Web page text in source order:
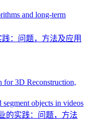
and long-term
：问题，方法及应用
3D Reconstruction,
objects in videos
的实践：问题，方法